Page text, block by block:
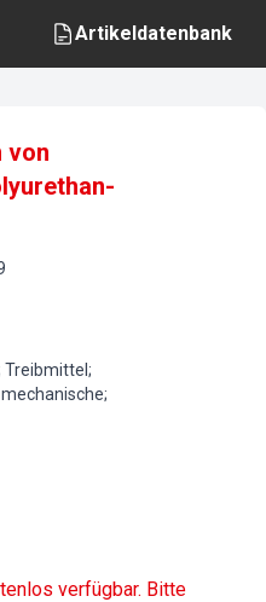
Artikeldatenbank
von
Treibmittel;
verfügbar. Bitte